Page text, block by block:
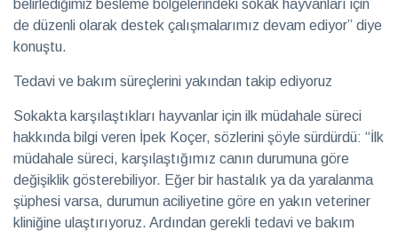
belirlediğimiz besleme bölgelerindeki sokak hayvanları için
de düzenli olarak destek çalışmalarımız devam ediyor” diye
konuştu.
Tedavi ve bakım süreçlerini yakından takip ediyoruz
Sokakta karşılaştıkları hayvanlar için ilk müdahale süreci
hakkında bilgi veren İpek Koçer, sözlerini şöyle sürdürdü: “İlk
müdahale süreci, karşılaştığımız canın durumuna göre
değişiklik gösterebiliyor. Eğer bir hastalık ya da yaralanma
şüphesi varsa, durumun aciliyetine göre en yakın veteriner
kliniğine ulaştırıyoruz. Ardından gerekli tedavi ve bakım